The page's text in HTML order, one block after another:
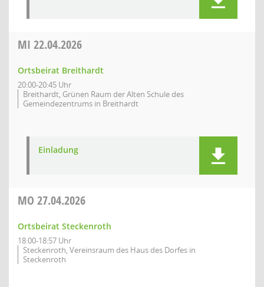
MI 22.04.2026
Ortsbeirat Breithardt
20:00-20:45 Uhr
Breithardt, Grünen Raum der Alten Schule des
Gemeindezentrums in Breithardt
Einladung
MO 27.04.2026
Ortsbeirat Steckenroth
18:00-18:57 Uhr
Steckenroth, Vereinsraum des Haus des Dorfes in
Steckenroth